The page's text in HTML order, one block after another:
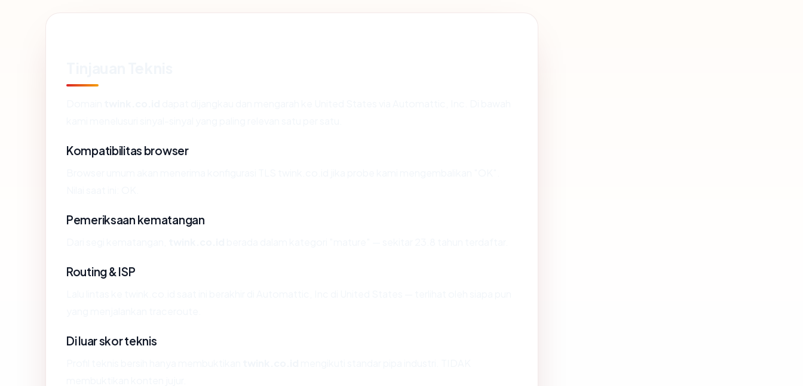
Kompatibilitas browser
Pemeriksaan kematangan
Routing & ISP
Di luar skor teknis